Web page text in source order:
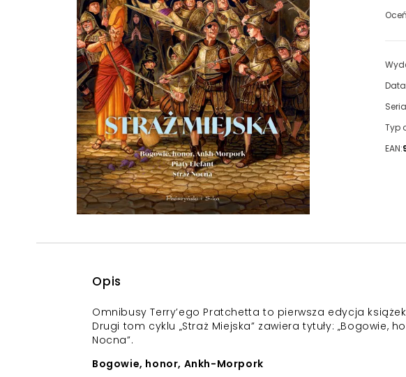
Typ
EAN:
Opis
Omnibusy Terry’ego Pratchetta to pierwsza edycja
Drugi tom cyklu „Straż Miejska” zawiera tytuły: „Bogowie,
Nocna”.
Bogowie, honor, Ankh-Morpork
Powiększony kursor
Pomoc w czytaniu
Podkreślenie linków